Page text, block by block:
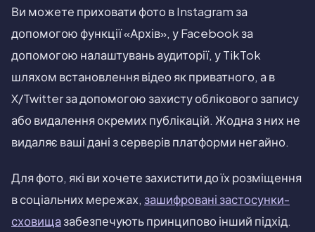
Ви можете приховати фото в Instagram за
допомогою функції «Архів», у Facebook за
допомогою налаштувань аудиторії, у TikTok
шляхом встановлення відео як приватного, а в
X/Twitter за допомогою захисту облікового запису
або видалення окремих публікацій. Жодна з них не
видаляє ваші дані з серверів платформи негайно.
Для фото, які ви хочете захистити до їх розміщення
в соціальних мережах, зашифровані застосунки-
сховищазабезпечують принципово інший підхід.